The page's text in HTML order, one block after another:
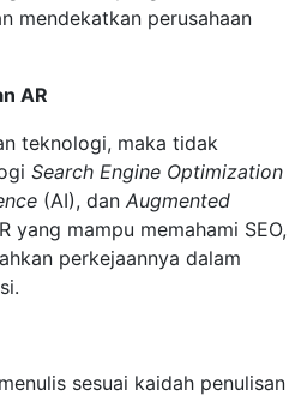
mendekatkan perusahaan
AR
teknologi, maka tidak
Search Engine Optimization
(AI), dan Augmented
yang mampu memahami SEO,
perkejaannya dalam
sesuai kaidah penulisan